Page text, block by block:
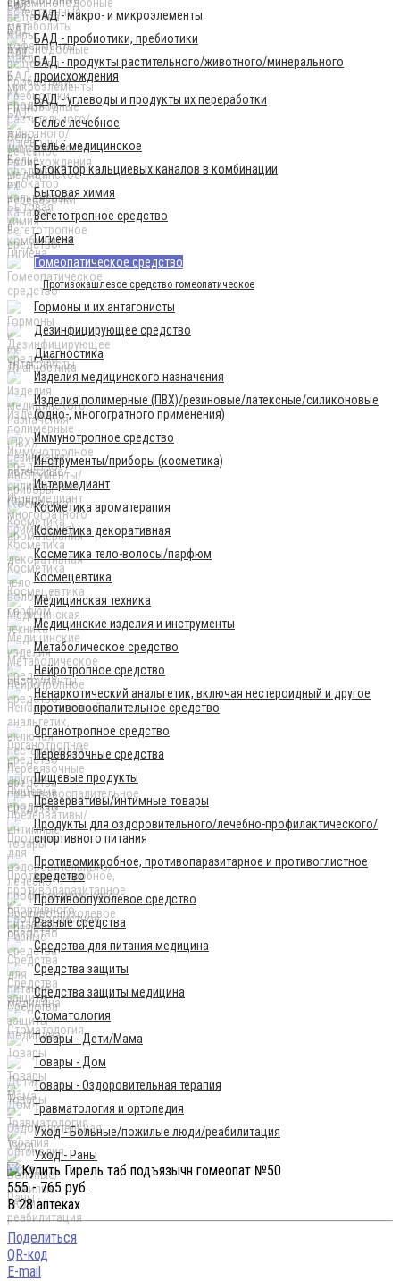
БАД - макро- и микроэлементы
БАД - пробиотики, пребиотики
БАД - продукты растительного/животного/минерального
происхождения
БАД - углеводы и продукты их переработки
Бельё лечебное
Бельё медицинское
Блокатор кальциевых каналов в комбинации
Бытовая химия
Вегетотропное средство
Гигиена
Гомеопатическое средство
Противокашлевое средство гомеопатическое
Гормоны и их антагонисты
Дезинфицирующее средство
Диагностика
Изделия медицинского назначения
Изделия полимерные (ПВХ)/резиновые/латексные/силиконовые
(одно-, многогратного применения)
Иммунотропное средство
Инструменты/приборы (косметика)
Интермедиант
Косметика ароматерапия
Косметика декоративная
Косметика тело-волосы/парфюм
Космецевтика
Медицинская техника
Медицинские изделия и инструменты
Метаболическое средство
Нейротропное средство
Ненаркотический анальгетик, включая нестероидный и другое
противовоспалительное средство
Органотропное средство
Перевязочные средства
Пищевые продукты
Презервативы/интимные товары
Продукты для оздоровительного/лечебно-профилактического/
спортивного питания
Противомикробное, противопаразитарное и противоглистное
средство
Противоопухолевое средство
Разные средства
Средства для питания медицина
Средства защиты
Средства защиты медицина
Стоматология
Товары - Дети/Мама
Товары - Дом
Товары - Оздоровительная терапия
Травматология и ортопедия
Уход - Больные/пожилые люди/реабилитация
Уход - Раны
555 - 765 руб.
В 28 аптеках
Поделиться
QR-код
E-mail